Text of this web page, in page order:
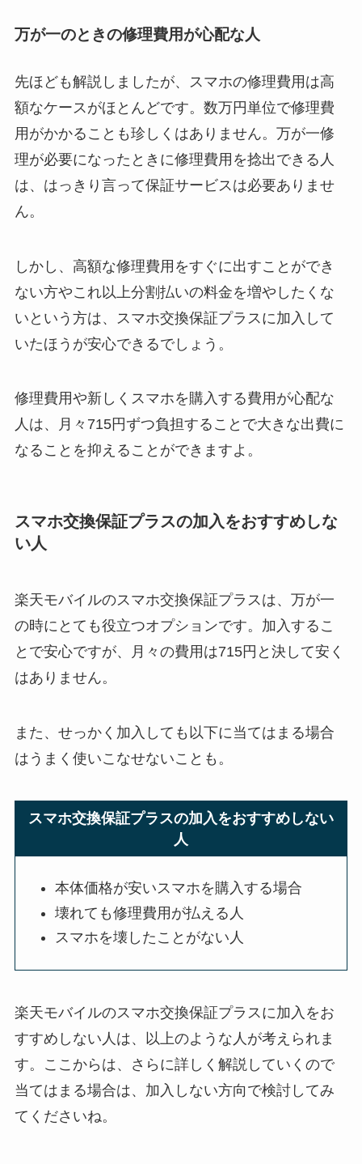
万が一のときの修理費用が心配な人
先ほども解説しましたが、スマホの修理費用は高
額なケースがほとんどです。数万円単位で修理費
用がかかることも珍しくはありません。万が一修
理が必要になったときに修理費用を捻出できる人
は、はっきり言って保証サービスは必要ありませ
ん。
しかし、高額な修理費用をすぐに出すことができ
ない方やこれ以上分割払いの料金を増やしたくな
いという方は、スマホ交換保証プラスに加入して
いたほうが安心できるでしょう。
修理費用や新しくスマホを購入する費用が心配な
人は、月々715円ずつ負担することで大きな出費に
なることを抑えることができますよ。
スマホ交換保証プラスの加入をおすすめしな
い人
楽天モバイルのスマホ交換保証プラスは、万が一
の時にとても役立つオプションです。加入するこ
とで安心ですが、月々の費用は715円と決して安く
はありません。
また、せっかく加入しても以下に当てはまる場合
はうまく使いこなせないことも。
スマホ交換保証プラスの加入をおすすめしない
人
本体価格が安いスマホを購入する場合
壊れても修理費用が払える人
スマホを壊したことがない人
楽天モバイルのスマホ交換保証プラスに加入をお
すすめしない人は、以上のような人が考えられま
す。ここからは、さらに詳しく解説していくので
当てはまる場合は、加入しない方向で検討してみ
てくださいね。